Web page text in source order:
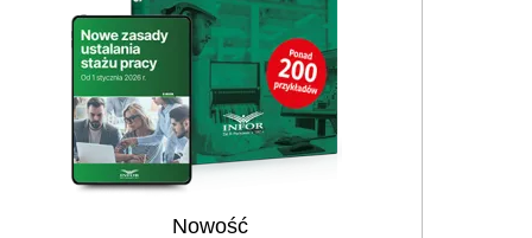
Nowość